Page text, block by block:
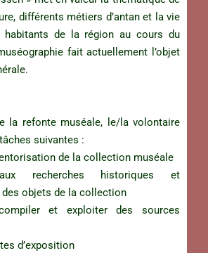
différents métiers d’antan et la vie
habitants de la région au cours du
fait actuellement l’objet
la refonte muséale, le/la volontaire
suivantes :
de la collection muséale
recherches historiques et
objets de la collection
et exploiter des sources
d’exposition